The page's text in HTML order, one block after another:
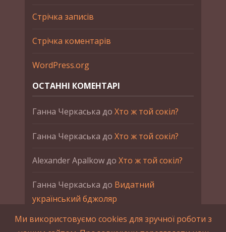
Стрічка записів
Стрічка коментарів
WordPress.org
ОСТАННІ КОМЕНТАРІ
Ганна Черкаська до Хто ж той сокіл?
Ганна Черкаська до Хто ж той сокіл?
Alexander Apalkowдо Хто ж той сокіл?
Ганна Черкаська до Видатний
український бджоляр
Ганна ЧеркаськадоПетро Франко
Ми використовуємо cookies для зручної роботи з